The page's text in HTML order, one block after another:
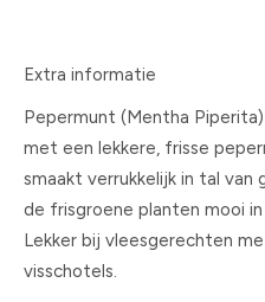
Extra informatie
Pepermunt (Mentha
met een lekkere, frisse
smaakt verrukkelijk in tal van
de frisgroene planten mooi
Lekker bij vleesgerechten
visschotels.